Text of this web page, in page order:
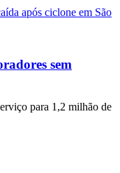
sem
para 1,2 milhão de